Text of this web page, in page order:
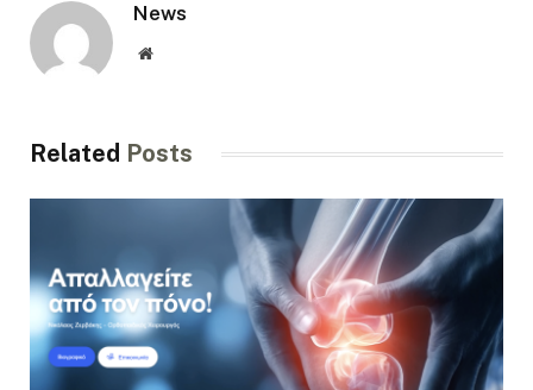
News
Website
Related Posts